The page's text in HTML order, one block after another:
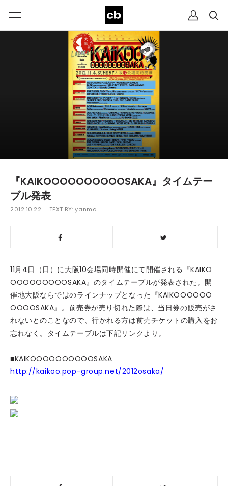
『KAIKOOOOOOOOOOSAKA』タイムテー
ブル発表
2012.10.22 TEXT BY:yanma
11月4日（日）に大阪10会場同時開催にて開催される『KAIKO
OOOOOOOOOSAKA』のタイムテーブルが発表された。開
催地大阪ならではのラインナップとなった『KAIKOOOOOO
OOOOSAKA』。前売券が売り切れた際は、当日券の販売がさ
れないとのことなので、行かれる方は前売チケットの購入をお
忘れなく。タイムテーブルは下記リンクより。
■KAIKOOOOOOOOOOSAKA
http://kaikoo.pop-group.net/2012osaka/